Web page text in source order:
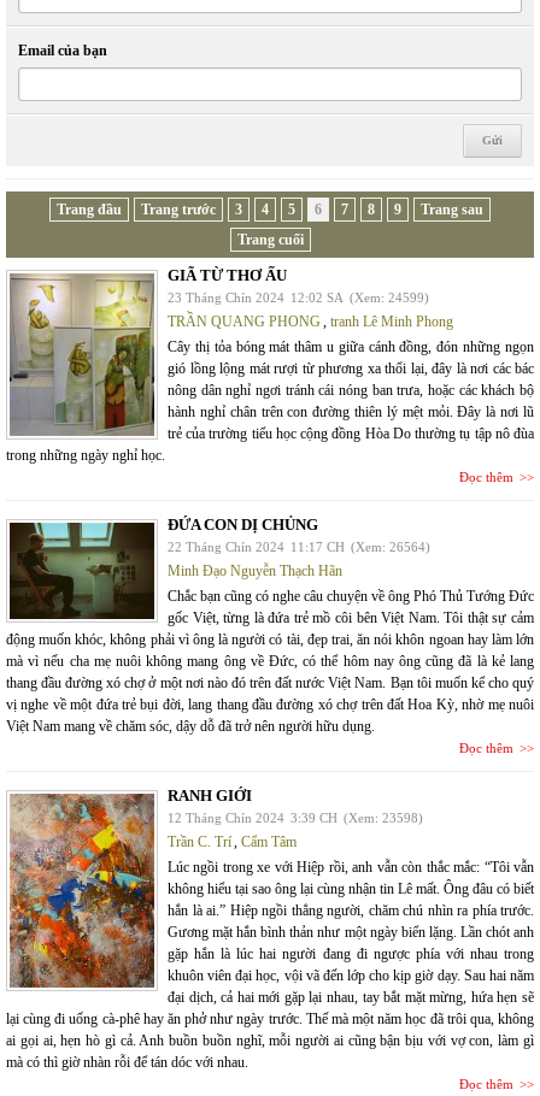
Email của bạn
Trang đầu Trang trước 3 4 5 6 7 8 9
Trang sau
Trang cuối
GIÃ TỪ THƠ ẤU
23 Tháng Chín 2024 12:02 SA (Xem: 24599)
TRẦN QUANG PHONG, tranh Lê Minh Phong
Cây thị tỏa bóng mát thâm u giữa cánh đồng, đón những ngọn
gió lồng lộng mát rượi từ phương xa thổi lại, đây là nơi các bác
nông dân nghỉ ngơi tránh cái nóng ban trưa, hoặc các khách bộ
hành nghỉ chân trên con đường thiên lý mệt mỏi. Đây là nơi lũ
trẻ của trường tiểu học cộng đồng Hòa Do thường tụ tập nô đùa
trong những ngày nghỉ học.
Đọc thêm
ĐỨA CON DỊ CHỦNG
22 Tháng Chín 2024 11:17 CH (Xem: 26564)
Minh Đạo Nguyễn Thạch Hãn
Chắc bạn cũng có nghe câu chuyện về ông Phó Thủ Tướng Đức
gốc Việt, từng là đứa trẻ mồ côi bên Việt Nam. Tôi thật sự cảm
động muốn khóc, không phải vì ông là người có tài, đẹp trai, ăn nói khôn ngoan hay làm lớn
mà vì nếu cha mẹ nuôi không mang ông về Đức, có thể hôm nay ông cũng đã là kẻ lang
thang đầu đường xó chợ ở một nơi nào đó trên đất nước Việt Nam. Bạn tôi muốn kể cho quý
vị nghe về một đứa trẻ bụi đời, lang thang đầu đường xó chợ trên đất Hoa Kỳ, nhờ mẹ nuôi
Việt Nam mang về chăm sóc, dậy dỗ đã trở nên người hữu dụng.
Đọc thêm
RANH GIỚI
12 Tháng Chín 2024 3:39 CH (Xem: 23598)
Trần C. Trí, Cẩm Tâm
Lúc ngồi trong xe với Hiệp rồi, anh vẫn còn thắc mắc: “Tôi vẫn
không hiểu tại sao ông lại cùng nhận tin Lê mất. Ông đâu có biết
hắn là ai.” Hiệp ngồi thẳng người, chăm chú nhìn ra phía trước.
Gương mặt hắn bình thản như một ngày biển lặng. Lần chót anh
gặp hắn là lúc hai người đang đi ngược phía với nhau trong
khuôn viên đại học, vội vã đến lớp cho kịp giờ dạy. Sau hai năm
đại dịch, cả hai mới gặp lại nhau, tay bắt mặt mừng, hứa hẹn sẽ
lại cùng đi uống cà-phê hay ăn phở như ngày trước. Thế mà một năm học đã trôi qua, không
ai gọi ai, hẹn hò gì cả. Anh buồn buồn nghĩ, mỗi người ai cũng bận bịu với vợ con, làm gì
mà có thì giờ nhàn rỗi để tán dóc với nhau.
Đọc thêm